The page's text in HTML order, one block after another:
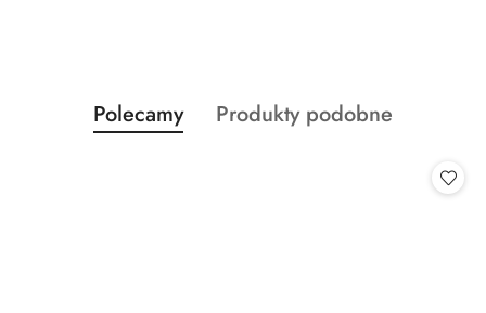
Pomiń karuzelę produktów
Produkty
o
Polecamy
Produkty
Produkty podobne